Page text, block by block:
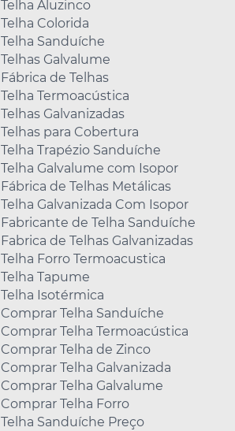
Telha Aluzinco
Telha Colorida
Telha Sanduíche
Telhas Galvalume
Fábrica de Telhas
Telha Termoacústica
Telhas Galvanizadas
Telhas para Cobertura
Telha Trapézio Sanduíche
Telha Galvalume com Isopor
Fábrica de Telhas Metálicas
Telha Galvanizada Com Isopor
Fabricante de Telha Sanduíche
Fabrica de Telhas Galvanizadas
Telha Forro Termoacustica
Telha Tapume
Telha Isotérmica
Comprar Telha Sanduíche
Comprar Telha Termoacústica
Comprar Telha de Zinco
Comprar Telha Galvanizada
Comprar Telha Galvalume
Comprar Telha Forro
Telha Sanduíche Preço